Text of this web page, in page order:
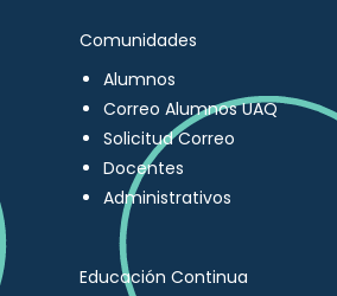
Comunidades
Alumnos
Correo Alumnos UAQ
Solicitud Correo
Docentes
Administrativos
Educación Continua